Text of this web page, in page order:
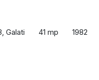
Galati 41 mp 1982